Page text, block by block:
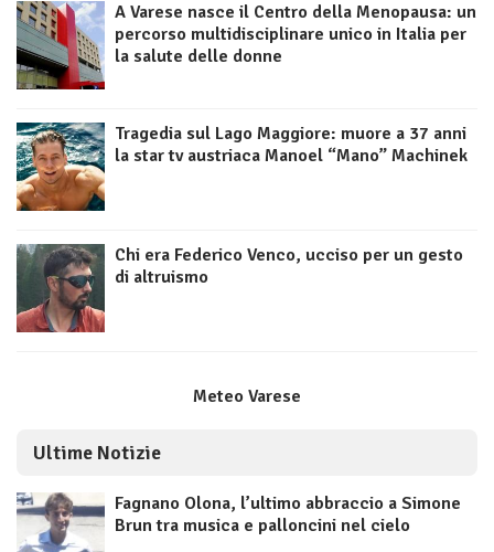
A Varese nasce il Centro della Menopausa: un
percorso multidisciplinare unico in Italia per
la salute delle donne
Tragedia sul Lago Maggiore: muore a 37 anni
la star tv austriaca Manoel “Mano” Machinek
Chi era Federico Venco, ucciso per un gesto
di altruismo
Meteo Varese
Ultime Notizie
Fagnano Olona, l’ultimo abbraccio a Simone
Brun tra musica e palloncini nel cielo